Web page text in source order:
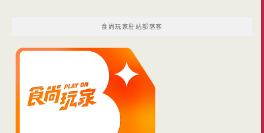
食尚玩家駐站部落客